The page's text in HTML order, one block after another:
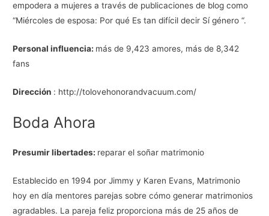
empodera a mujeres a través de publicaciones de blog como
“Miércoles de esposa: Por qué Es tan difícil decir Sí género “.
Personal influencia: más de 9,423 amores, más de 8,342
fans
Dirección : http://tolovehonorandvacuum.com/
Boda Ahora
Presumir libertades: reparar el soñar matrimonio
Establecido en 1994 por Jimmy y Karen Evans, Matrimonio
hoy en día mentores parejas sobre cómo generar matrimonios
agradables. La pareja feliz proporciona más de 25 años de